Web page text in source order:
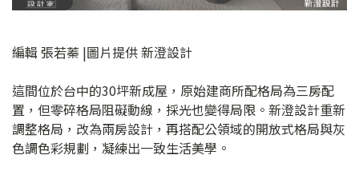
編輯 張若蓁 |圖片提供 新澄設計
這間位於台中的30坪新成屋，原始建商所配格局為三房配
置，但零碎格局阻礙動線，採光也變得局限。新澄設計重新
調整格局，改為兩房設計，再搭配公領域的開放式格局與灰
色調色彩規劃，凝練出一致生活美學。